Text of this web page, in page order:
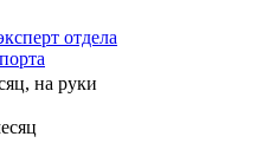
отдела
на руки